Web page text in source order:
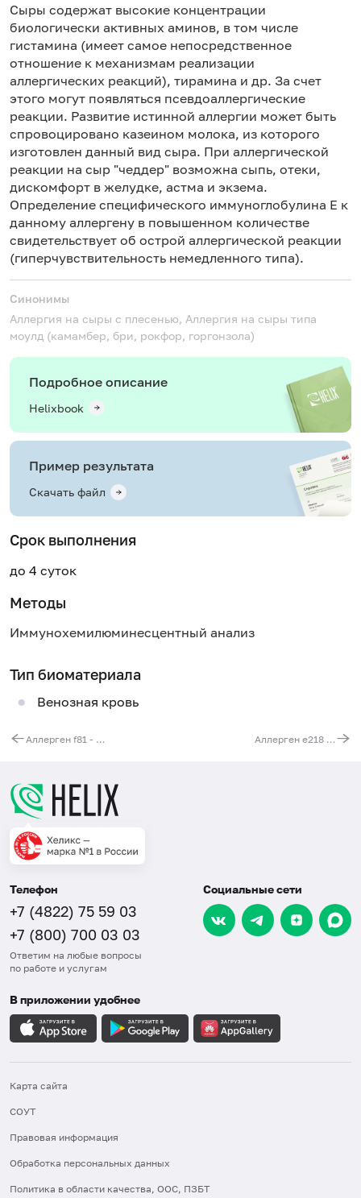
Сыры содержат высокие концентрации
биологически активных аминов, в том числе
гистамина (имеет самое непосредственное
отношение к механизмам реализации
аллергических реакций), тирамина и др. За счет
этого могут появляться псевдоаллергические
реакции. Развитие истинной аллергии может быть
спровоцировано казеином молока, из которого
изготовлен данный вид сыра. При аллергической
реакции на сыр "чеддер" возможна сыпь, отеки,
дискомфорт в желудке, астма и экзема.
Определение специфического иммуноглобулина Е к
данному аллергену в повышенном количестве
свидетельствует об острой аллергической реакции
(гиперчувствительность немедленного типа).
Синонимы
Аллергия на сыры с плесенью, Аллергия на сыры типа
моулд (камамбер, бри, рокфор, горгонзола)
Подробное описание
Helixbook
Пример результата
Скачать файл
Срок выполнения
до 4 суток
Методы
Иммунохемилюминесцентный анализ
Тип биоматериала
Венозная кровь
Аллерген f81 - сыр "чеддер", IgE Аллерген e218 - помёт курицы, IgE (ImmunoCAP)
Телефон
+7 (4822) 75 59 03
+7 (800) 700 03 03
Ответим на любые вопросы
по работе и услугам
Социальные сети
В приложении удобнее
Карта сайта
СОУТ
Правовая информация
Обработка персональных данных
Политика в области качества, ООС, ПЗБТ